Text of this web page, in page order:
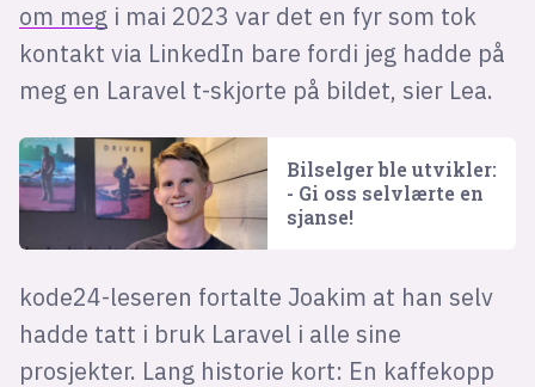
om meg i mai 2023 var det en fyr som tok
kontakt via LinkedIn bare fordi jeg hadde på
meg en Laravel t-skjorte på bildet, sier Lea.
Bilselger ble utvikler:
- Gi oss selvlærte en
sjanse!
kode24-leseren fortalte Joakim at han selv
hadde tatt i bruk Laravel i alle sine
prosjekter. Lang historie kort: En kaffekopp